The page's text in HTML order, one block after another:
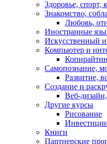
Здоровье, спорт,
Знакомство,
Любовь,
Иностранные
Искусственный
Компьютер и
Самопознание,
Развитие,
Создание и
Веб-
Другие курсы
Рисование
Книги
Партнерские